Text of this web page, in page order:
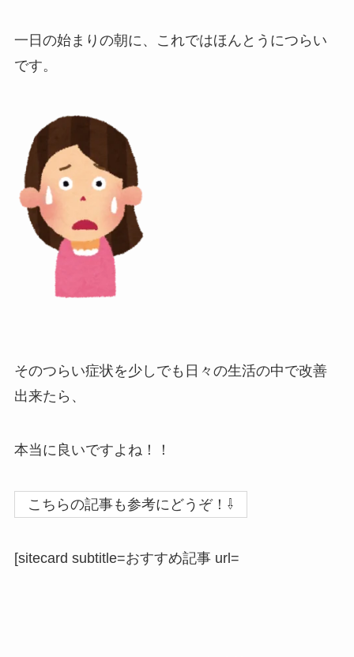
一日の始まりの朝に、これではほんとうにつらい
です。
そのつらい症状を少しでも日々の生活の中で改善
出来たら、
本当に良いですよね！！
こちらの記事も参考にどうぞ！⇩
[sitecard subtitle=おすすめ記事 url=